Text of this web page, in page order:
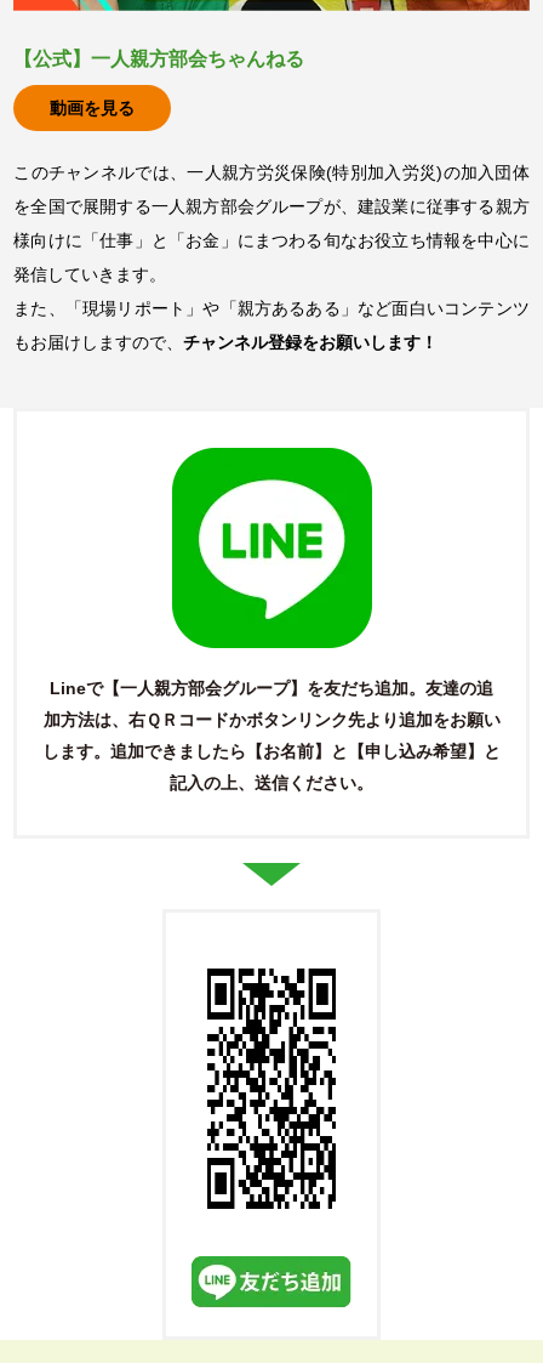
【公式】一人親方部会ちゃんねる
動画を見る
このチャンネルでは、一人親方労災保険(特別加入労災)の加入団体
を全国で展開する一人親方部会グループが、建設業に従事する親方
様向けに「仕事」と「お金」にまつわる旬なお役立ち情報を中心に
発信していきます。
また、「現場リポート」や「親方あるある」など面白いコンテンツ
もお届けしますので、チャンネル登録をお願いします！
Lineで【一人親方部会グループ】を友だち追加。友達の追
加方法は、右ＱＲコードかボタンリンク先より追加をお願い
します。 追加できましたら【お名前】と【申し込み希望】と
記入の上、送信ください。